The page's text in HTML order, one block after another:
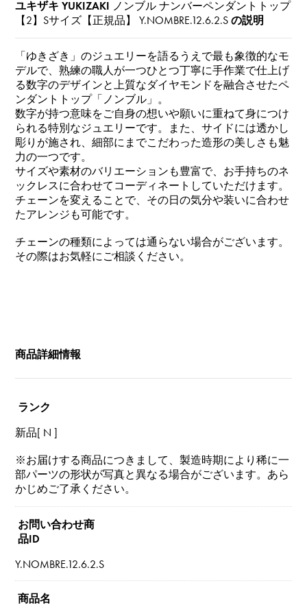
ユキザキ YUKIZAKI ノンブル ナンバーペンダントトップ
【2】Sサイズ【正規品】
Y.NOMBRE.12.6.2.S の説明
「ゆきざき」のジュエリーを語るうえで最も象徴的なモ
デルで、熟練の職人が一つひとつ丁寧に手作業で仕上げ
る数字のデザインと上質なダイヤモンドを融合させたペ
ンダントトップ「ノンブル」。
数字が持つ意味をご自身の想いや願いに重ねて身につけ
られる特別なジュエリーです。また、サイドには透かし
彫りが施され、細部にまでこだわった造形の美しさも魅
力の一つです。
サイズや素材のバリエーションも豊富で、お手持ちのネ
ックレスに合わせてコーディネートしていただけます。
チェーンを変えることで、その日の気分や装いに合わせ
たアレンジも可能です。
チェーンの種類によっては通らない場合がございます。
その際はお気軽にご相談ください。
商品詳細情報
ランク
新品[ N ]
※お届けする商品につきまして、製造時期により稀に一
部パーツの形状が写真と異なる場合がございます。あら
かじめご了承ください。
お問い合わせ商
品ID
Y.NOMBRE.12.6.2.S
商品名